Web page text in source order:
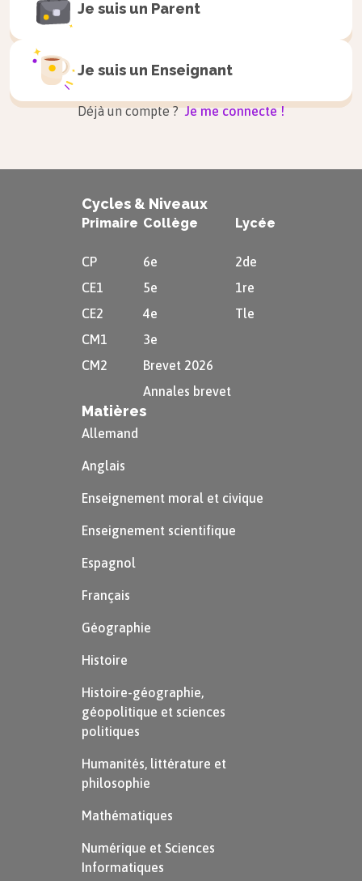
Je suis un Parent
Je suis un Enseignant
Déjà un compte ? Je me connecte !
Cycles & Niveaux
Primaire
CP
CE1
CE2
CM1
CM2
Collège
6e
5e
4e
3e
Brevet 2026
Annales brevet
Lycée
2de
1re
Tle
Matières
Allemand
Anglais
Enseignement moral et civique
Enseignement scientifique
Espagnol
Français
Géographie
Histoire
Histoire-géographie,
géopolitique et sciences
politiques
Humanités, littérature et
philosophie
Mathématiques
Numérique et Sciences
Informatiques